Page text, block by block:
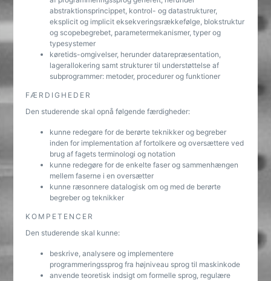
abstraktionsprincippet, kontrol- og datastrukturer,
eksplicit og implicit eksekveringsrækkefølge, blokstruktur
og scopebegrebet, parametermekanismer, typer og
typesystemer
køretids-omgivelser, herunder datarepræsentation,
lagerallokering samt strukturer til understøttelse af
subprogrammer: metoder, procedurer og funktioner
FÆRDIGHEDER
Den studerende skal opnå følgende færdigheder:
kunne redegøre for de berørte teknikker og begreber
inden for implementation af fortolkere og oversættere ved
brug af fagets terminologi og notation
kunne redegøre for de enkelte faser og sammenhængen
mellem faserne i en oversætter
kunne ræsonnere datalogisk om og med de berørte
begreber og teknikker
KOMPETENCER
Den studerende skal kunne:
beskrive, analysere og implementere
programmeringssprog fra højniveau sprog til maskinkode
anvende teoretisk indsigt om formelle sprog, regulære